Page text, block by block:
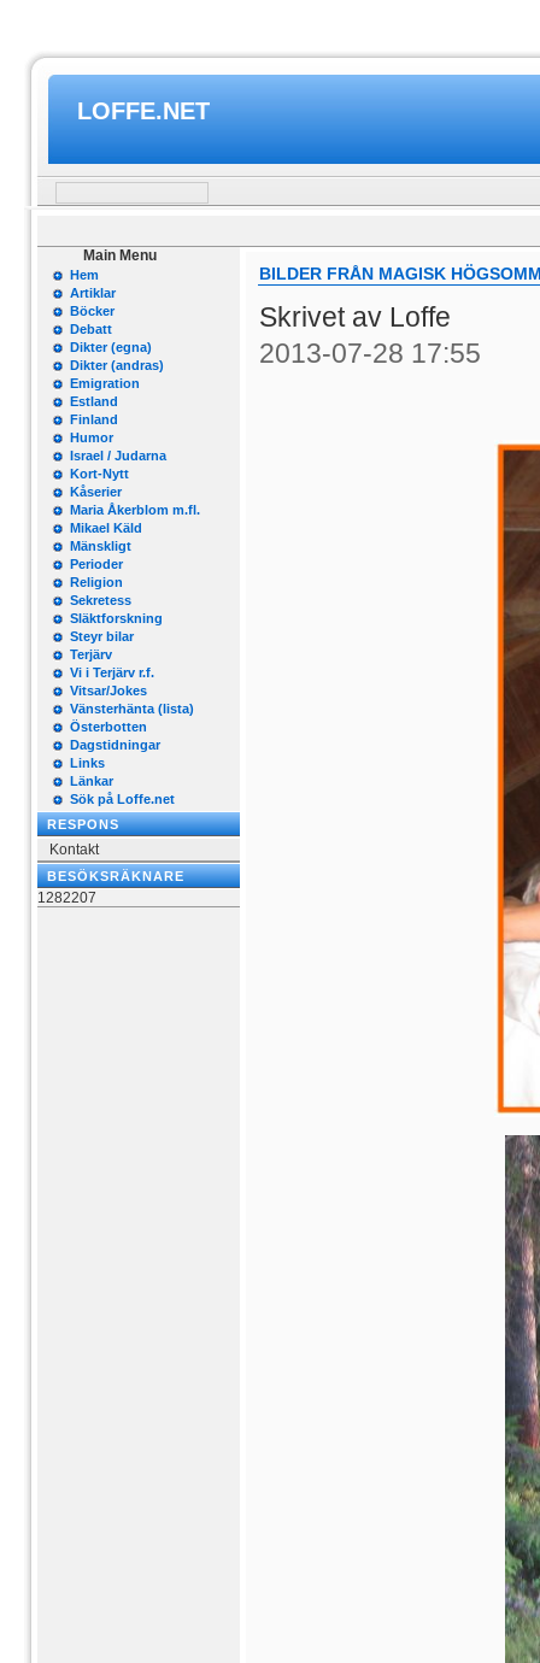
LOFFE.NET
Main Menu
Hem
Artiklar
Böcker
Debatt
Dikter (egna)
Dikter (andras)
Emigration
Estland
Finland
Humor
Israel / Judarna
Kort-Nytt
Kåserier
Maria Åkerblom m.fl.
Mikael Käld
Mänskligt
Perioder
Religion
Sekretess
Släktforskning
Steyr bilar
Terjärv
Vi i Terjärv r.f.
Vitsar/Jokes
Vänsterhänta (lista)
Österbotten
Dagstidningar
Links
Länkar
Sök på Loffe.net
RESPONS
Kontakt
BESÖKSRÄKNARE
1282207
BILDER FRÅN MAGISK
Skrivet av Loffe
2013-07-28 17:55